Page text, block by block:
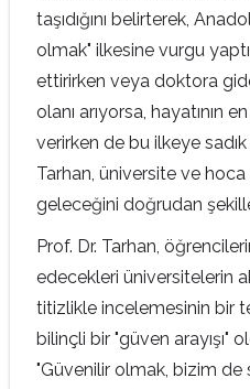
taşıdığını belirterek,
olmak" ilkesine vurgu
ettirirken veya doktora
olanı arıyorsa, hayatının
verirken de bu ilkeye sadık
Tarhan, üniversite ve
geleceğini doğrudan
Prof. Dr. Tarhan,
edecekleri üniversitelerin
titizlikle incelemesinin bir
bilinçli bir "güven arayışı"
"Güvenilir olmak, bizim de